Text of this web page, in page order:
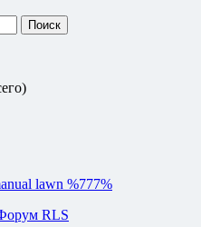
lawn %777%
RLS